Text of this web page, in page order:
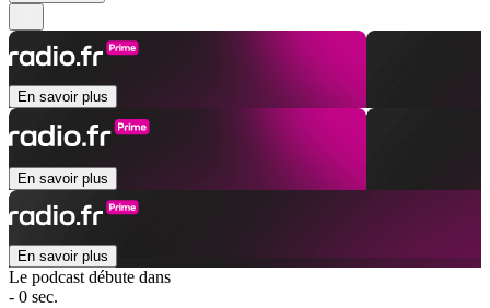
En savoir plus
En savoir plus
En savoir plus
Le podcast débute dans
- 0 sec.